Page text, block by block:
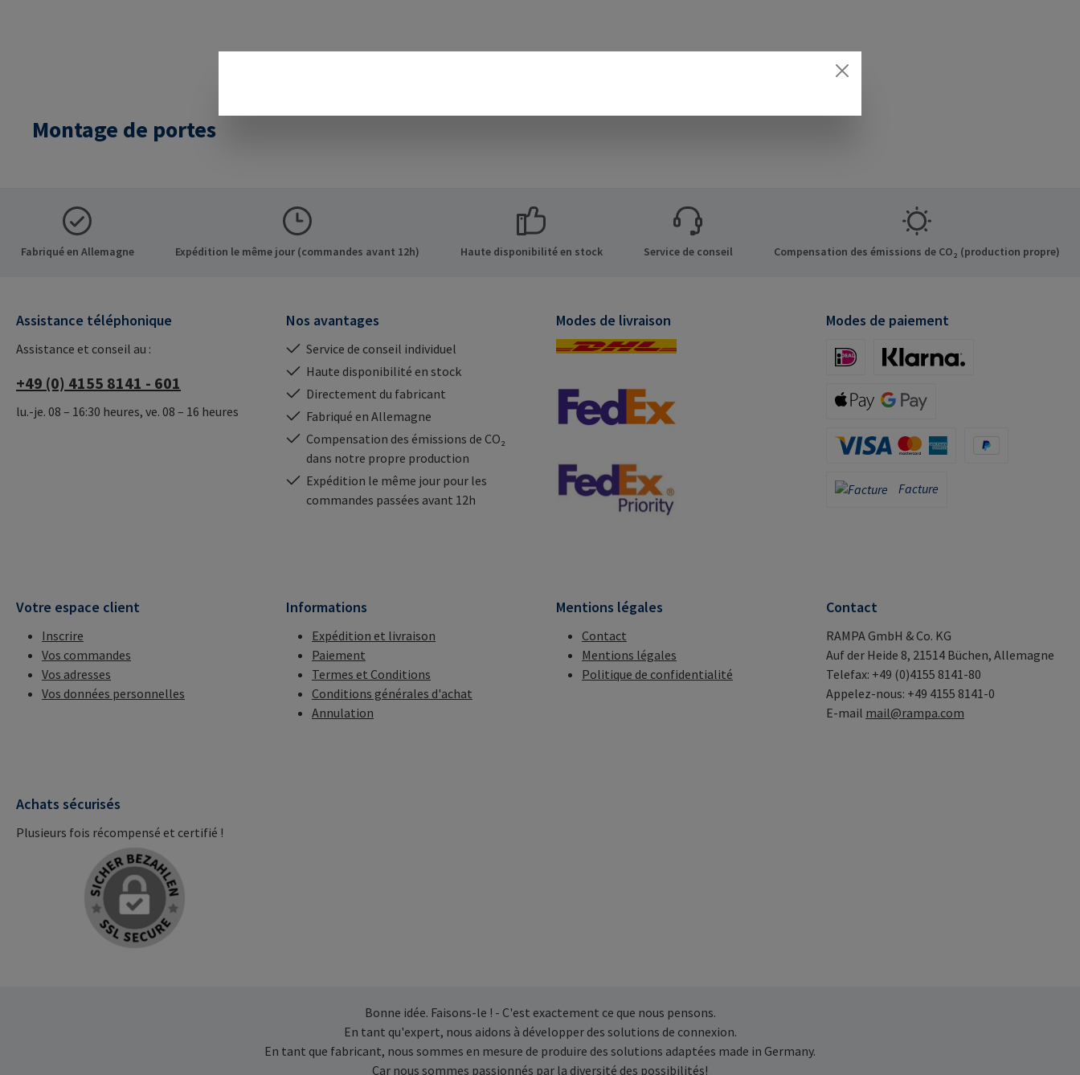
Montage de portes
Fabriqué en Allemagne Expédition le même jour (commandes avant 12h) Haute disponibilité en stock Service de conseil Compensation des émissions de CO₂ (production propre)
Assistance téléphonique
Assistance et conseil au :
+49 (0) 4155 8141 - 601
lu.-je. 08 – 16:30 heures, ve. 08 – 16 heures
Nos avantages
Service de conseil individuel
Haute disponibilité en stock
Directement du fabricant
Fabriqué en Allemagne
Compensation des émissions de CO₂
dans notre propre production
Expédition le même jour pour les
commandes passées avant 12h
Modes de livraison Modes de paiement
Facture
Facture
Votre espace client
Inscrire
Vos commandes
Vos adresses
Vos données personnelles
Informations
Expédition et livraison
Paiement
Termes et Conditions
Conditions générales d'achat
Annulation
Mentions légales
Contact
Mentions légales
Politique de confidentialité
Contact
RAMPA GmbH & Co. KG
Auf der Heide 8, 21514 Büchen, Allemagne
Telefax: +49 (0)4155 8141-80
Appelez-nous: +49 4155 8141-0
E-mail mail@rampa.com
Achats sécurisés
Plusieurs fois récompensé et certifié !
Bonne idée. Faisons-le ! - C'est exactement ce que nous pensons.
En tant qu'expert, nous aidons à développer des solutions de connexion.
En tant que fabricant, nous sommes en mesure de produire des solutions adaptées made in Germany.
Car nous sommes passionnés par la diversité des possibilités!